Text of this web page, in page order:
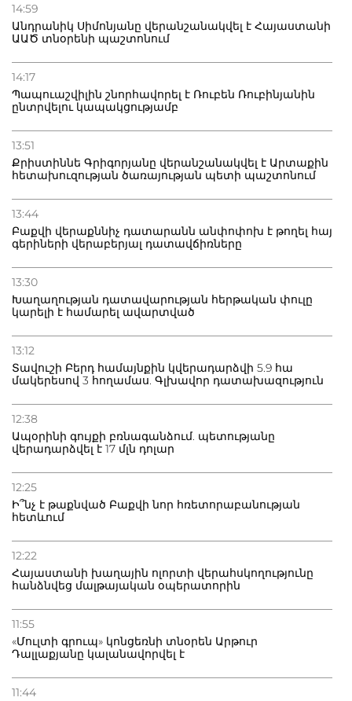
14:59
Անդրանիկ Սիմոնյանը վերանշանակվել է Հայաստանի
ԱԱԾ տնօրենի պաշտոնում
14:17
Պապուաշվիլին շնորհավորել է Ռուբեն Ռուբինյանին
ընտրվելու կապակցությամբ
13:51
Քրիստիննե Գրիգորյանը վերանշանակվել է Արտաքին
հետախուզության ծառայության պետի պաշտոնում
13:44
Բաքվի վերաքննիչ դատարանն անփոփոխ է թողել հայ
գերիների վերաբերյալ դատավճիռները
13:30
Խաղաղության դատավարության հերթական փուլը
կարելի է համարել ավարտված
13:12
Տավուշի Բերդ համայնքին կվերադարձվի 5.9 հա
մակերեսով 3 հողամաս. Գլխավոր դատախազություն
12:38
Ապօրինի գույքի բռնագանձում. պետությանը
վերադարձվել է 17 մլն դոլար
12:25
Ի՞նչ է թաքնված Բաքվի նոր հռետորաբանության
հետևում
12:22
Հայաստանի խաղային ոլորտի վերահսկողությունը
հանձնվեց մալթայական օպերատորին
11:55
«Մուլտի գրուպ» կոնցեռնի տնօրեն Արթուր
Դալլաքյանը կալանավորվել է
11:44